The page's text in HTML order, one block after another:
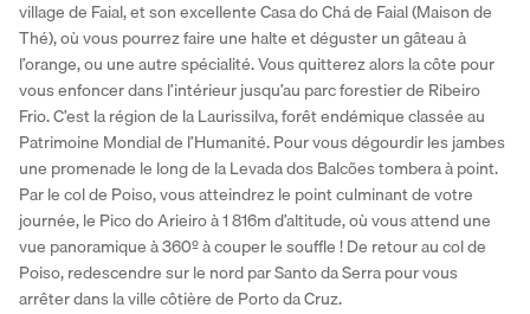
village de Faial, et son excellente Casa do Chá de Faial (Maison de
Thé), où vous pourrez faire une halte et déguster un gâteau à
l’orange, ou une autre spécialité. Vous quitterez alors la côte pour
vous enfoncer dans l’intérieur jusqu’au parc forestier de Ribeiro
Frio. C’est la région de la Laurissilva, forêt endémique classée au
Patrimoine Mondial de l’Humanité. Pour vous dégourdir les jambes
une promenade le long de la Levada dos Balcões tombera à point.
Par le col de Poiso, vous atteindrez le point culminant de votre
journée, le Pico do Arieiro à 1 816m d’altitude, où vous attend une
vue panoramique à 360º à couper le souffle ! De retour au col de
Poiso, redescendre sur le nord par Santo da Serra pour vous
arrêter dans la ville côtière de Porto da Cruz.